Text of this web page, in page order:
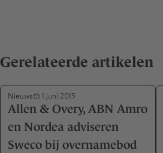
Gerelateerde artikelen
Nieuws 1 juni 2015
Allen & Overy, ABN Amro
en Nordea adviseren
Sweco bij overnamebod